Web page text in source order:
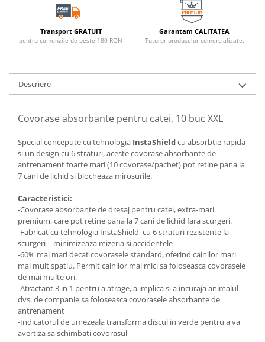
Transport GRATUIT
pentru comenzile de peste 180 RON
Garantam CALITATEA
Tuturor produselor comercializate.
Descriere
Covorase absorbante pentru catei, 10 buc XXL
Special concepute cu tehnologia InstaShieldcu absorbtie rapida
si un design cu 6 straturi, aceste covorase absorbante de
antrenament foarte mari (10 covorase/pachet) pot retine pana la
7 cani de lichid si blocheaza mirosurile.
Caracteristici:
-Covorase absorbante de dresaj pentru catei, extra-mari
premium, care pot retine pana la 7 cani de lichid fara scurgeri.
-Fabricat cu tehnologia InstaShield, cu 6 straturi rezistente la
scurgeri – minimizeaza mizeria si accidentele
-60% mai mari decat covorasele standard, oferind cainilor mari
mai mult spatiu. Permit cainilor mai mici sa foloseasca covorasele
de mai multe ori.
-Atractant 3 in 1 pentru a atrage, a implica si a incuraja animalul
dvs. de companie sa foloseasca covorasele absorbante de
antrenament
-Indicatorul de umezeala transforma discul in verde pentru a va
avertiza sa schimbati covorasul